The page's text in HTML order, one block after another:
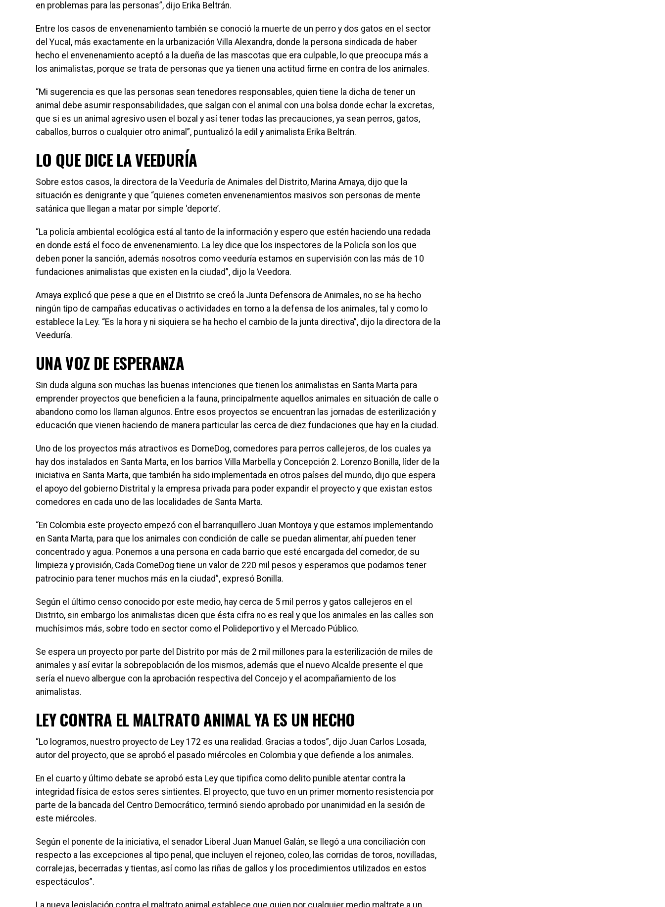
en problemas para las personas”, dijo Erika Beltrán.
Entre los casos de envenenamiento también se conoció la muerte de un perro y dos gatos en el sector
del Yucal, más exactamente en la urbanización Villa Alexandra, donde la persona sindicada de haber
hecho el envenenamiento aceptó a la dueña de las mascotas que era culpable, lo que preocupa más a
los animalistas, porque se trata de personas que ya tienen una actitud firme en contra de los animales.
“Mi sugerencia es que las personas sean tenedores responsables, quien tiene la dicha de tener un
animal debe asumir responsabilidades, que salgan con el animal con una bolsa donde echar la excretas,
que si es un animal agresivo usen el bozal y así tener todas las precauciones, ya sean perros, gatos,
caballos, burros o cualquier otro animal”, puntualizó la edil y animalista Erika Beltrán.
LO QUE DICE LA VEEDURÍA
Sobre estos casos, la directora de la Veeduría de Animales del Distrito, Marina Amaya, dijo que la
situación es denigrante y que “quienes cometen envenenamientos masivos son personas de mente
satánica que llegan a matar por simple ‘deporte’.
“La policía ambiental ecológica está al tanto de la información y espero que estén haciendo una redada
en donde está el foco de envenenamiento. La ley dice que los inspectores de la Policía son los que
deben poner la sanción, además nosotros como veeduría estamos en supervisión con las más de 10
fundaciones animalistas que existen en la ciudad”, dijo la Veedora.
Amaya explicó que pese a que en el Distrito se creó la Junta Defensora de Animales, no se ha hecho
ningún tipo de campañas educativas o actividades en torno a la defensa de los animales, tal y como lo
establece la Ley. “Es la hora y ni siquiera se ha hecho el cambio de la junta directiva”, dijo la directora de la
Veeduría.
UNA VOZ DE ESPERANZA
Sin duda alguna son muchas las buenas intenciones que tienen los animalistas en Santa Marta para
emprender proyectos que beneficien a la fauna, principalmente aquellos animales en situación de calle o
abandono como los llaman algunos. Entre esos proyectos se encuentran las jornadas de esterilización y
educación que vienen haciendo de manera particular las cerca de diez fundaciones que hay en la ciudad.
Uno de los proyectos más atractivos es DomeDog, comedores para perros callejeros, de los cuales ya
hay dos instalados en Santa Marta, en los barrios Villa Marbella y Concepción 2. Lorenzo Bonilla, líder de la
iniciativa en Santa Marta, que también ha sido implementada en otros países del mundo, dijo que espera
el apoyo del gobierno Distrital y la empresa privada para poder expandir el proyecto y que existan estos
comedores en cada uno de las localidades de Santa Marta.
“En Colombia este proyecto empezó con el barranquillero Juan Montoya y que estamos implementando
en Santa Marta, para que los animales con condición de calle se puedan alimentar, ahí pueden tener
concentrado y agua. Ponemos a una persona en cada barrio que esté encargada del comedor, de su
limpieza y provisión, Cada ComeDog tiene un valor de 220 mil pesos y esperamos que podamos tener
patrocinio para tener muchos más en la ciudad”, expresó Bonilla.
Según el último censo conocido por este medio, hay cerca de 5 mil perros y gatos callejeros en el
Distrito, sin embargo los animalistas dicen que ésta cifra no es real y que los animales en las calles son
muchísimos más, sobre todo en sector como el Polideportivo y el Mercado Público.
Se espera un proyecto por parte del Distrito por más de 2 mil millones para la esterilización de miles de
animales y así evitar la sobrepoblación de los mismos, además que el nuevo Alcalde presente el que
sería el nuevo albergue con la aprobación respectiva del Concejo y el acompañamiento de los
animalistas.
LEY CONTRA EL MALTRATO ANIMAL YA ES UN HECHO
“Lo logramos, nuestro proyecto de Ley 172 es una realidad. Gracias a todos”, dijo Juan Carlos Losada,
autor del proyecto, que se aprobó el pasado miércoles en Colombia y que defiende a los animales.
En el cuarto y último debate se aprobó esta Ley que tipifica como delito punible atentar contra la
integridad física de estos seres sintientes. El proyecto, que tuvo en un primer momento resistencia por
parte de la bancada del Centro Democrático, terminó siendo aprobado por unanimidad en la sesión de
este miércoles.
Según el ponente de la iniciativa, el senador Liberal Juan Manuel Galán, se llegó a una conciliación con
respecto a las excepciones al tipo penal, que incluyen el rejoneo, coleo, las corridas de toros, novilladas,
corralejas, becerradas y tientas, así como las riñas de gallos y los procedimientos utilizados en estos
espectáculos”.